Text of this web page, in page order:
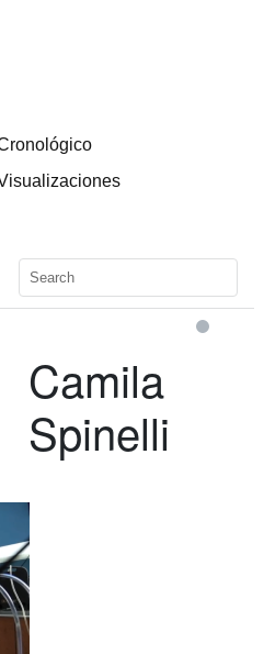
Camila
Spinelli